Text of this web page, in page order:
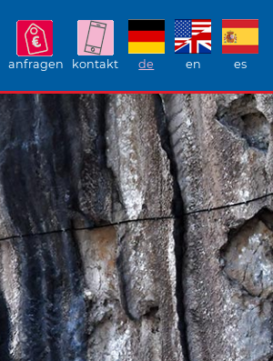
anfragen kontakt de en es